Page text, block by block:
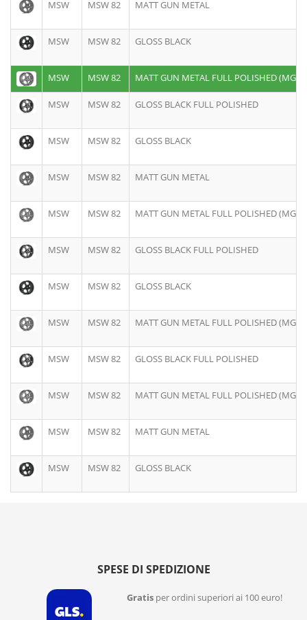
MSW MSW 82 MATT GUN METAL
MSW MSW 82 GLOSS BLACK
MSW MSW 82 MATT GUN METAL FULL POLISHED
MSW MSW 82 GLOSS BLACK FULL POLISHED
MSW MSW 82 GLOSS BLACK
MSW MSW 82 MATT GUN METAL
MSW MSW 82 MATT GUN METAL FULL POLISHED
MSW MSW 82 GLOSS BLACK FULL POLISHED
MSW MSW 82 GLOSS BLACK
MSW MSW 82 MATT GUN METAL FULL POLISHED
MSW MSW 82 GLOSS BLACK FULL POLISHED
MSW MSW 82 MATT GUN METAL FULL POLISHED
MSW MSW 82 MATT GUN METAL
MSW MSW 82 GLOSS BLACK
SPESE DI SPEDIZIONE
Gratis per ordini superiori ai 100 euro!